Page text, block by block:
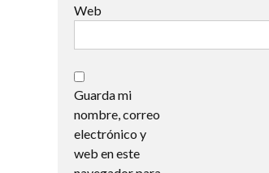
Web
Guarda mi
nombre, correo
electrónico y
web en este